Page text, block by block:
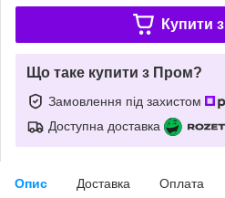
Купити з
Що таке купити з Пром?
Замовлення під захистом
Доступна доставка
Опис Доставка Оплата